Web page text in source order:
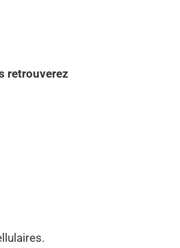
retrouverez